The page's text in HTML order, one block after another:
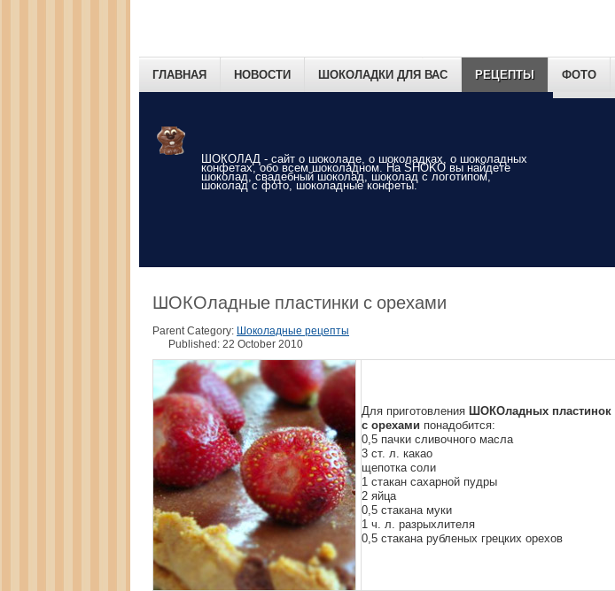
ШОКОЛАД - сайт о шоколаде, о шоколадках, о шоколадных
конфетах, обо всем шоколадном. На SHOKO вы найдете
шоколад, свадебный шоколад, шоколад с логотипом,
шоколад с фото, шоколадные конфеты.
ГЛАВНАЯ НОВОСТИ ШОКОЛАДКИ ДЛЯ ВАС РЕЦЕПТЫ ФОТО
ШОКОладные пластинки с орехами
Parent Category:
Шоколадные рецепты
Published: 22 October 2010
Для приготовления ШОКОладных пластинок
с орехами понадобится:
0,5 пачки сливочного масла
3 ст. л. какао
щепотка соли
1 стакан сахарной пудры
2 яйца
0,5 стакана муки
1 ч. л. разрыхлителя
0,5 стакана рубленых грецких орехов